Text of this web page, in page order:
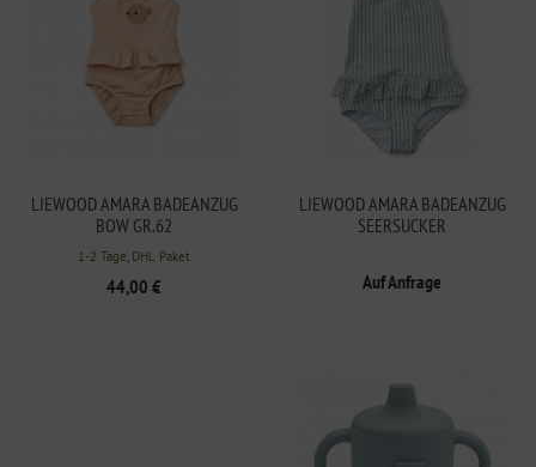
LIEWOOD AMARA BADEANZUG
BOW GR.62
1-2 Tage, DHL Paket
44,00 €
LIEWOOD AMARA BADEANZUG
SEERSUCKER
Auf Anfrage